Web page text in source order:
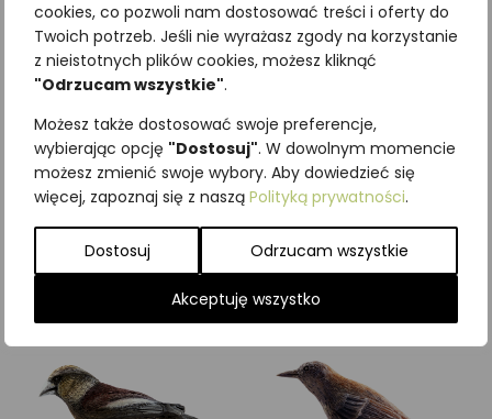
cookies, co pozwoli nam dostosować treści i oferty do
Twoich potrzeb. Jeśli nie wyrażasz zgody na korzystanie
z nieistotnych plików cookies, możesz kliknąć
"Odrzucam wszystkie".
Możesz także dostosować swoje preferencje,
wybierając opcję "Dostosuj". W dowolnym momencie
możesz zmienić swoje wybory. Aby dowiedzieć się
więcej, zapoznaj się z naszą Polityką prywatności.
Dostosuj Odrzucam wszystkie
Akceptuję wszystko
Wróbel
196,30zł z VAT
Puszczyk zwyczajny
55,35zł z VAT